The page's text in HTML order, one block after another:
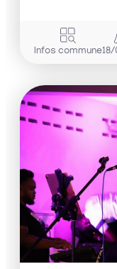
Infos commune